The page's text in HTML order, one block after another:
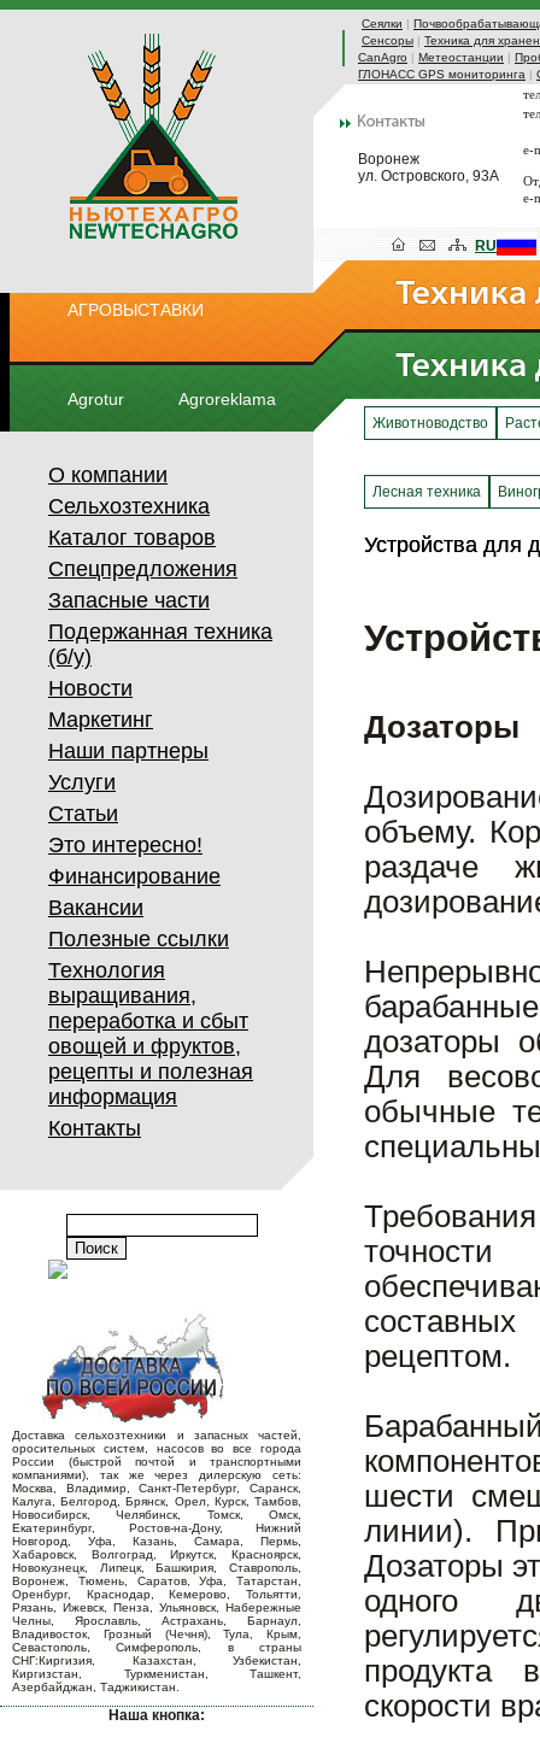
Сеялки |
Сенсоры | Техника для
CanAgro | Метеостанции |
ГЛОНАСС GPS мониторинга |
Воронеж
ул. Островского, 93А
e-
e-
АГРОВЫСТАВКИ
Agrotur Agroreklama
RU
О компании
Сельхозтехника
Каталог товаров
Спецпредложения
Запасные части
Подержанная техника
(б/у)
Новости
Маркетинг
Наши партнеры
Услуги
Статьи
Это интересно!
Финансирование
Вакансии
Полезные ссылки
Технология
выращивания,
переработка и сбыт
овощей и фруктов,
рецепты и полезная
информация
Контакты
Доставка сельхозтехники и запасных частей,
оросительных систем, насосов во все города
России (быстрой почтой и транспортными
компаниями), так же через дилерскую сеть:
Москва, Владимир, Санкт-Петербург, Саранск,
Калуга, Белгород, Брянск, Орел, Курск, Тамбов,
Новосибирск, Челябинск, Томск, Омск,
Екатеринбург, Ростов-на-Дону, Нижний
Новгород, Уфа, Казань, Самара, Пермь,
Хабаровск, Волгоград, Иркутск, Красноярск,
Новокузнецк, Липецк, Башкирия, Ставрополь,
Воронеж, Тюмень, Саратов, Уфа, Татарстан,
Оренбург, Краснодар, Кемерово, Тольятти,
Рязань, Ижевск, Пенза, Ульяновск, Набережные
Челны, Ярославль, Астрахань, Барнаул,
Владивосток, Грозный (Чечня), Тула, Крым,
Севастополь, Симферополь, в страны
СНГ:Киргизия, Казахстан, Узбекистан,
Киргизстан, Туркменистан, Ташкент,
Азербайджан, Таджикистан.
Наша кнопка:
Животноводство
Лесная техника
Устройства для
Устройства для
Дозаторы
объему.
раздаче
дозаторы
Для
обычные
рецептом.
шести
линии).
Дозаторы
одного
продукта
скорости